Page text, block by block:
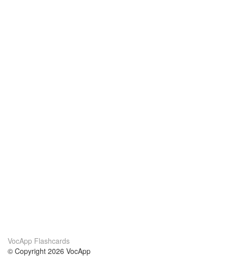
VocApp Flashcards
© Copyright 2026 VocApp